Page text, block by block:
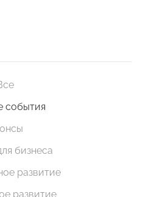
события
бизнеса
развитие
развитие